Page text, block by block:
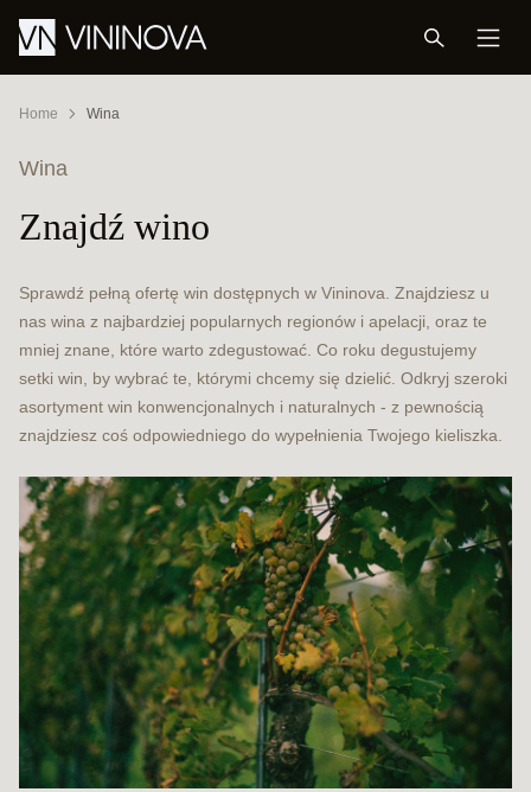
Home Wina
Wina
Znajdź wino
Sprawdź pełną ofertę win dostępnych w Vininova. Znajdziesz u
nas wina z najbardziej popularnych regionów i apelacji, oraz te
mniej znane, które warto zdegustować. Co roku degustujemy
setki win, by wybrać te, którymi chcemy się dzielić. Odkryj szeroki
asortyment win konwencjonalnych i naturalnych - z pewnością
znajdziesz coś odpowiedniego do wypełnienia Twojego kieliszka.